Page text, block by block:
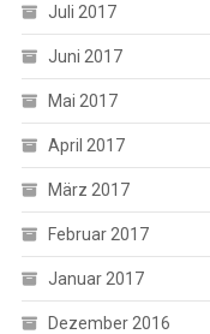
Juli 2017
Juni 2017
Mai 2017
April 2017
März 2017
Februar 2017
Januar 2017
Dezember 2016